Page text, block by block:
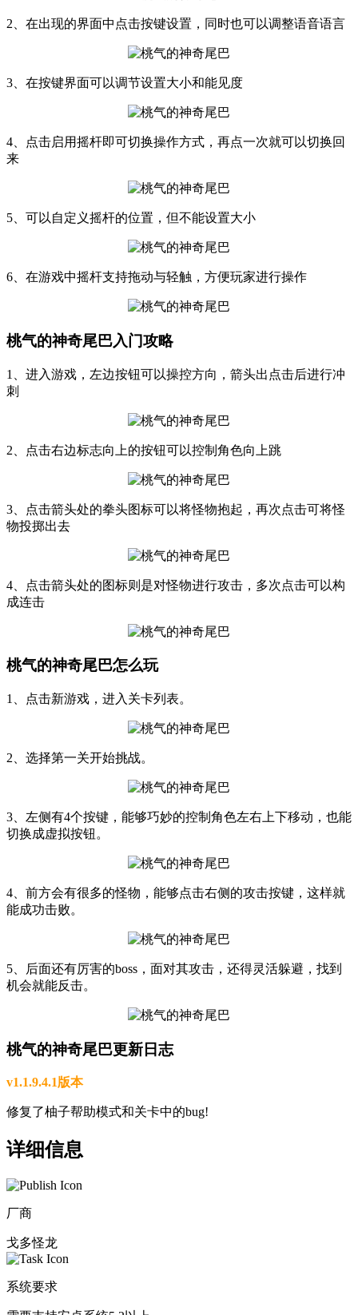
2、在出现的界面中点击按键设置，同时也可以调整语音语言
3、在按键界面可以调节设置大小和能见度
4、点击启用摇杆即可切换操作方式，再点一次就可以切换回
来
5、可以自定义摇杆的位置，但不能设置大小
6、在游戏中摇杆支持拖动与轻触，方便玩家进行操作
桃气的神奇尾巴入门攻略
1、进入游戏，左边按钮可以操控方向，箭头出点击后进行冲
刺
2、点击右边标志向上的按钮可以控制角色向上跳
3、点击箭头处的拳头图标可以将怪物抱起，再次点击可将怪
物投掷出去
4、点击箭头处的图标则是对怪物进行攻击，多次点击可以构
成连击
桃气的神奇尾巴怎么玩
1、点击新游戏，进入关卡列表。
2、选择第一关开始挑战。
3、左侧有4个按键，能够巧妙的控制角色左右上下移动，也能
切换成虚拟按钮。
4、前方会有很多的怪物，能够点击右侧的攻击按键，这样就
能成功击败。
5、后面还有厉害的boss，面对其攻击，还得灵活躲避，找到
机会就能反击。
桃气的神奇尾巴更新日志
v1.1.9.4.1版本
修复了柚子帮助模式和关卡中的bug!
详细信息
厂商
戈多怪龙
系统要求